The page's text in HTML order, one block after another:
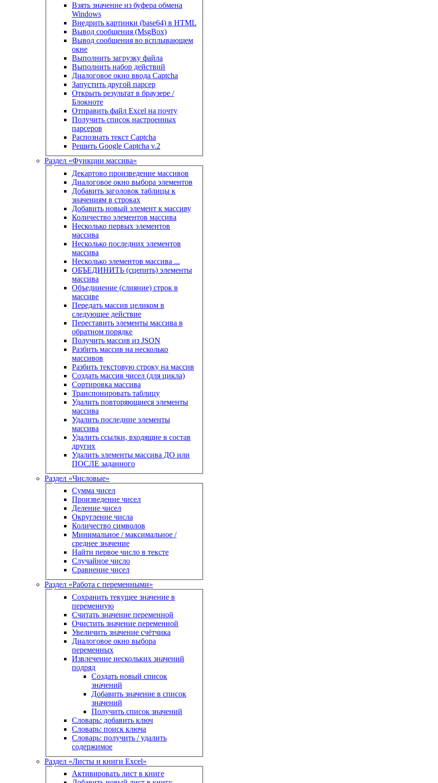
Взять значение из буфера обмена
Windows
Внедрить картинки (base64) в HTML
Вывод сообщения (MsgBox)
Вывод сообщения во всплывающем
окне
Выполнить загрузку файла
Выполнить набор действий
Диалоговое окно ввода Captcha
Запустить другой парсер
Открыть результат в браузере /
Блокноте
Отправить файл Excel на почту
Получить список настроенных
парсеров
Распознать текст Captcha
Решить Google Captcha v.2
Раздел «Функции массива»
Декартово произведение массивов
Диалоговое окно выбора элементов
Добавить заголовок таблицы к
значениям в строках
Добавить новый элемент к массиву
Количество элементов массива
Несколько первых элементов
массива
Несколько последних элементов
массива
Несколько элементов массива ...
ОБЪЕДИНИТЬ (сцепить) элементы
массива
Объединение (слияние) строк в
массиве
Передать массив целиком в
следующее действие
Переставить элементы массива в
обратном порядке
Получить массив из JSON
Разбить массив на несколько
массивов
Разбить текстовую строку на массив
Создать массив чисел (для цикла)
Сортировка массива
Транспонировать таблицу
Удалить повторяющиеся элементы
массива
Удалить последние элементы
массива
Удалить ссылки, входящие в состав
других
Удалить элементы массива ДО или
ПОСЛЕ заданного
Раздел «Числовые»
Сумма чисел
Произведение чисел
Деление чисел
Округление числа
Количество символов
Минимальное / максимальное /
среднее значение
Найти первое число в тексте
Случайное число
Сравнение чисел
Раздел «Работа с переменными»
Сохранить текущее значение в
переменную
Считать значение переменной
Очистить значение переменной
Увеличить значение счётчика
Диалоговое окно выбора
переменных
Извлечение нескольких значений
подряд
Создать новый список
значений
Добавить значение в список
значений
Получить список значений
Словарь: добавить ключ
Словарь: поиск ключа
Словарь: получить / удалить
содержимое
Раздел «Листы и книги Excel»
Активировать лист в книге